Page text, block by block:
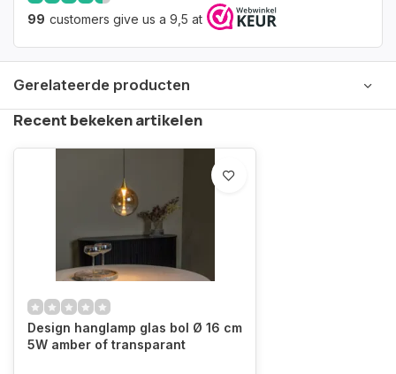
99 customers give us a 9,5 at
Gerelateerde producten
Recent bekeken artikelen
Design hanglamp glas bol Ø 16 cm
5W amber of transparant